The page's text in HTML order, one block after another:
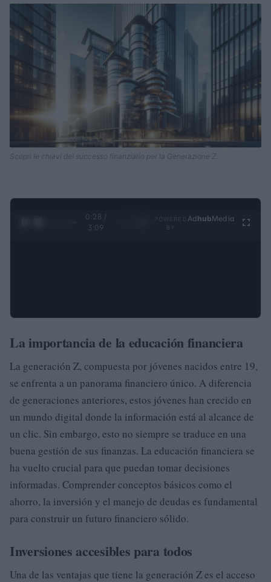
Scopri le chiavi del successo finanziario per la Generazione Z.
0:29 /
3:09
Ad hubMedia
La importancia de la educación financiera
La generación Z, compuesta por jóvenes nacidos entre 19,
se enfrenta a un panorama financiero único. A diferencia
de generaciones anteriores, estos jóvenes han crecido en
un mundo digital donde la información está al alcance de
un clic. Sin embargo, esto no siempre se traduce en una
buena gestión de sus finanzas. La educación financiera se
ha vuelto crucial para que puedan tomar decisiones
informadas. Comprender conceptos básicos como el
ahorro, la inversión y el manejo de deudas es fundamental
para construir un futuro financiero sólido.
Inversiones accesibles para todos
Una de las ventajas que tiene la generación Z es el acceso